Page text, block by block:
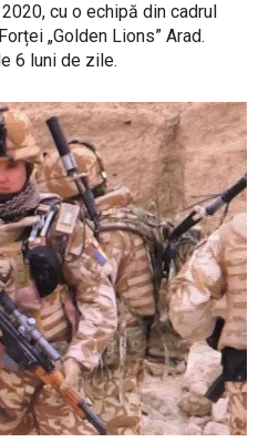
cu o echipă din cadrul
„Golden Lions” Arad.
6 luni de zile.